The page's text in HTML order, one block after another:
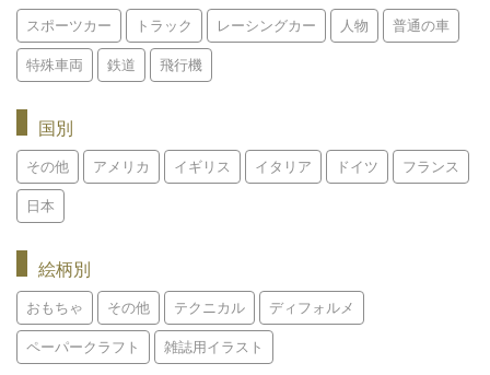
スポーツカー トラック レーシングカー 人物 普通の車
特殊車両 鉄道 飛行機
国別
その他 アメリカ イギリス イタリア ドイツ フランス
日本
絵柄別
おもちゃ その他 テクニカル ディフォルメ
ペーパークラフト 雑誌用イラスト